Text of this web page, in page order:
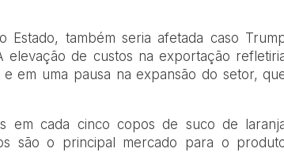
também seria afetada caso
de custos na exportação
em uma pausa na expansão do setor,
em cada cinco copos de suco de
são o principal mercado para o